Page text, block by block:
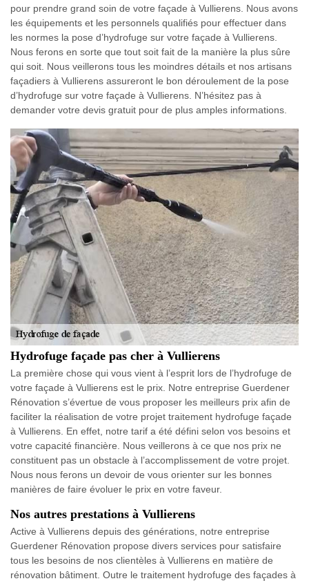
pour prendre grand soin de votre façade à Vullierens. Nous avons
les équipements et les personnels qualifiés pour effectuer dans
les normes la pose d’hydrofuge sur votre façade à Vullierens.
Nous ferons en sorte que tout soit fait de la manière la plus sûre
qui soit. Nous veillerons tous les moindres détails et nos artisans
façadiers à Vullierens assureront le bon déroulement de la pose
d’hydrofuge sur votre façade à Vullierens. N’hésitez pas à
demander votre devis gratuit pour de plus amples informations.
Hydrofuge façade pas cher à Vullierens
La première chose qui vous vient à l’esprit lors de l’hydrofuge de
votre façade à Vullierens est le prix. Notre entreprise Guerdener
Rénovation s’évertue de vous proposer les meilleurs prix afin de
faciliter la réalisation de votre projet traitement hydrofuge façade
à Vullierens. En effet, notre tarif a été défini selon vos besoins et
votre capacité financière. Nous veillerons à ce que nos prix ne
constituent pas un obstacle à l’accomplissement de votre projet.
Nous nous ferons un devoir de vous orienter sur les bonnes
manières de faire évoluer le prix en votre faveur.
Nos autres prestations à Vullierens
Active à Vullierens depuis des générations, notre entreprise
Guerdener Rénovation propose divers services pour satisfaire
tous les besoins de nos clientèles à Vullierens en matière de
rénovation bâtiment. Outre le traitement hydrofuge des façades à